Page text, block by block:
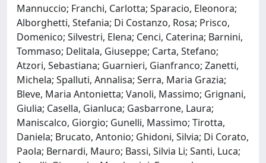
Mannuccio; Franchi, Carlotta; Sparacio, Eleonora;
Alborghetti, Stefania; Di Costanzo, Rosa; Prisco,
Domenico; Silvestri, Elena; Cenci, Caterina; Barnini,
Tommaso; Delitala, Giuseppe; Carta, Stefano;
Atzori, Sebastiana; Guarnieri, Gianfranco; Zanetti,
Michela; Spalluti, Annalisa; Serra, Maria Grazia;
Bleve, Maria Antonietta; Vanoli, Massimo; Grignani,
Giulia; Casella, Gianluca; Gasbarrone, Laura;
Maniscalco, Giorgio; Gunelli, Massimo; Tirotta,
Daniela; Brucato, Antonio; Ghidoni, Silvia; Di Corato,
Paola; Bernardi, Mauro; Bassi, Silvia Li; Santi, Luca;